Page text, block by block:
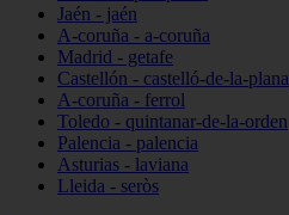
Jaén - jaén
A-coruña - a-coruña
Madrid - getafe
Castellón - castelló-de-la-plana
A-coruña - ferrol
Toledo - quintanar-de-la-orden
Palencia - palencia
Asturias - laviana
Lleida - seròs